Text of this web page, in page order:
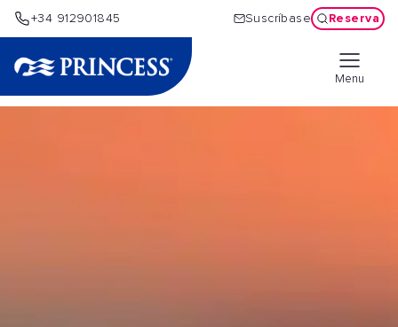
+34 912901845 Suscríbase Reserva
Menu